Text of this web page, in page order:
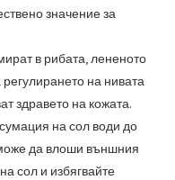
значение за
в рибата, лененото
на нивата
здравето на кожата.
на сол води до
да влоши външния
сол и избягвайте